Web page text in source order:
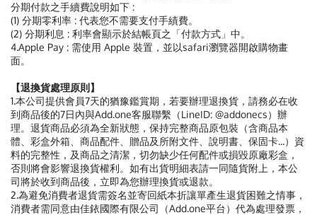
分期付款之手續費說明如下 :
(1) 分期零利率 : 代表您不需要支付手績費。
(2) 分期利息 : 利率會顯示於結帳頁之「付款方式」中。
4.Apple Pay : 需使用 Apple 裝置，並以safari瀏覽器開啟購物畫
面。
【退換貨處理原則】
1.本公司提供會員7天的猶豫鑑賞期，若要辦理退換貨，請務必在收
到商品後的7日內與Add.one客服聯繫（LineID: @addonecs）辦
理。退貨商品必須為全新狀態，保持完整商品原包裝（含商品本
體、彩盒外箱、商品配件、贈品及所附文件、說明書、保固卡...）資
料的完整性，及商品之清潔，切勿缺少任何配件或損毀原廠彩盒，
否則將會影響退換貨權利。如有出貨明細表請一同隨貨附上，本公
司將於收到商品後，立即為您辦理換貨或退款。
2.為避免消費者退貨需簽名並寄回紙本折讓單產生退貨困難之情事，
消費者需同意由佳銥國際有限公司（Add.one平台）代為處理發票，